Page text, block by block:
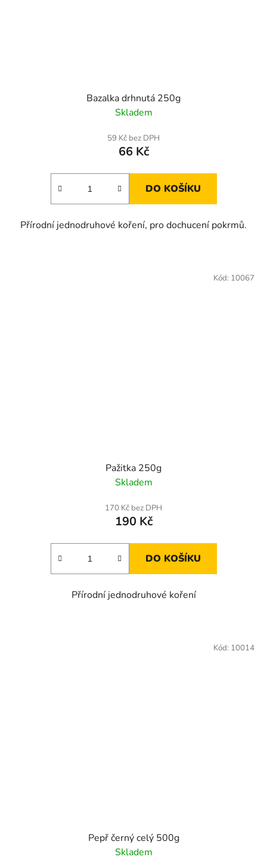
Bazalka drhnutá 250g
Skladem
59 Kč bez DPH
66 Kč
DO KOŠÍKU
Přírodní jednodruhové koření, pro dochucení pokrmů.
Pažitka 250g
Skladem
170 Kč bez DPH
190 Kč
DO KOŠÍKU
Přírodní jednodruhové koření
Kód: 10067
Pepř černý celý 500g
Skladem
Kód: 10014